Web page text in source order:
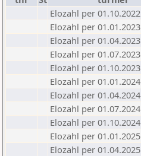
Elozahl per 01.10.2022
Elozahl per 01.01.2023
Elozahl per 01.04.2023
Elozahl per 01.07.2023
Elozahl per 01.10.2023
Elozahl per 01.01.2024
Elozahl per 01.04.2024
Elozahl per 01.07.2024
Elozahl per 01.10.2024
Elozahl per 01.01.2025
Elozahl per 01.04.2025